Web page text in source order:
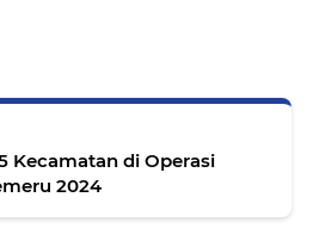
Kecamatan di Operasi
2024